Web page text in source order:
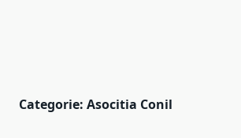
Categorie: Asocitia Conil